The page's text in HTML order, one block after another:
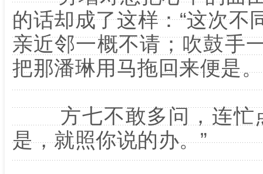
的话却成了这样：“这次不
亲近邻一概不请；吹鼓手
把那潘琳用马拖回来便是
方七不敢多问，连忙点
是，就照你说的办。”